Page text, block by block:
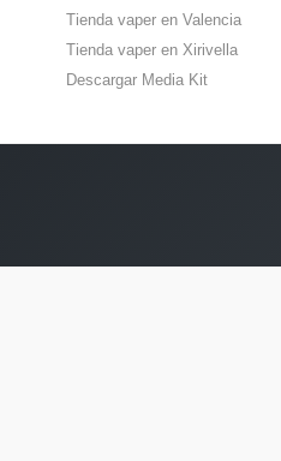
Tienda vaper en Valencia
Tienda vaper en Xirivella
Descargar Media Kit